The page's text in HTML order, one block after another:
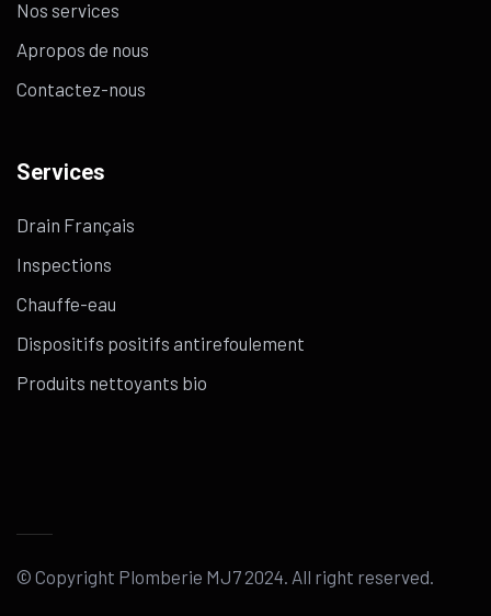
Nos services
Apropos de nous
Contactez-nous
Services
Drain Français
Inspections
Chauffe-eau
Dispositifs positifs antirefoulement
Produits nettoyants bio
© Copyright Plomberie MJ7 2024. All right reserved.